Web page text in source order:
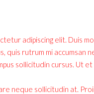
adipiscing elit. Duis
quis rutrum mi accumsan
sollicitudin cursus. Ut
neque sollicitudin at.